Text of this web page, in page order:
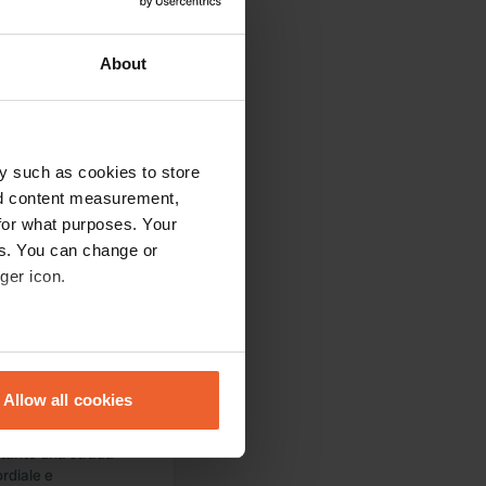
About
such as cookies to store
content measurement,
what purposes. Your
You can change or
icon.
meters
our traffic. We also share
Allow all cookies
I servizi igienici
del fiume,
un gufo🦉.
persone
di qualche
una strada
e